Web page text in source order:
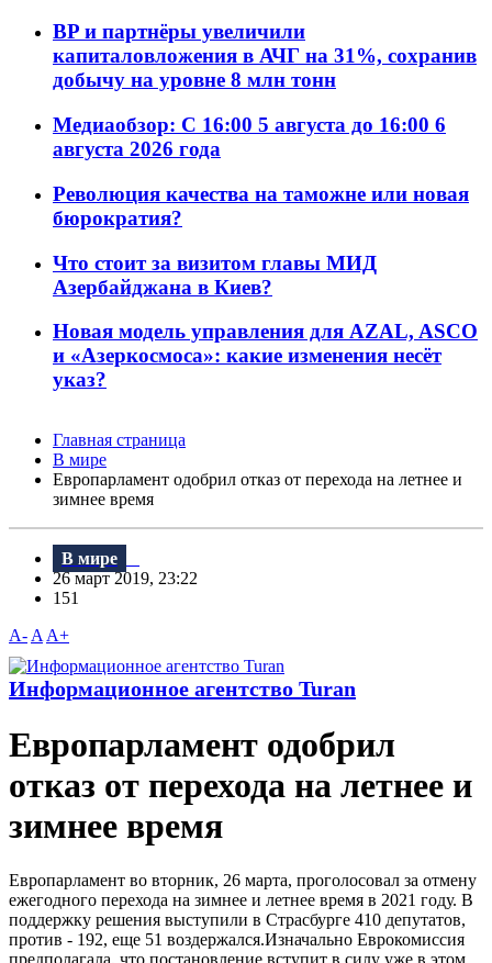
BP и партнёры увеличили
капиталовложения в АЧГ на 31%, сохранив
добычу на уровне 8 млн тонн
Медиаобзор: С 16:00 5 августа до 16:00 6
августа 2026 года
Революция качества на таможне или новая
бюрократия?
Что стоит за визитом главы МИД
Азербайджана в Киев?
Новая модель управления для AZAL, ASCO
и «Азеркосмоса»: какие изменения несёт
указ?
Главная страница
В мире
Европарламент одобрил отказ от перехода на летнее и
зимнее время
В мире
26 март 2019, 23:22
151
A- A A+
Информационное агентство Turan
Европарламент одобрил
отказ от перехода на летнее и
зимнее время
Европарламент во вторник, 26 марта, проголосовал за отмену
ежегодного перехода на зимнее и летнее время в 2021 году. B
поддержку решения выступили в Страсбурге 410 депутатов,
против - 192, еще 51 воздержался.Изначально Еврокомиссия
предполагала, что постановление вступит в силу уже в этом